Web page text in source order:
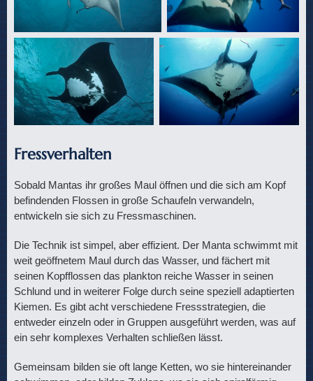
Fressverhalten
Sobald Mantas ihr großes Maul öffnen und die sich am Kopf
befindenden Flossen in große Schaufeln verwandeln,
entwickeln sie sich zu Fressmaschinen.
Die Technik ist simpel, aber effizient. Der Manta schwimmt mit
weit geöffnetem Maul durch das Wasser, und fächert mit
seinen Kopfflossen das plankton reiche Wasser in seinen
Schlund und in weiterer Folge durch seine speziell adaptierten
Kiemen. Es gibt acht verschiedene Fressstrategien, die
entweder einzeln oder in Gruppen ausgeführt werden, was auf
ein sehr komplexes Verhalten schließen lässt.
Gemeinsam bilden sie oft lange Ketten, wo sie hintereinander